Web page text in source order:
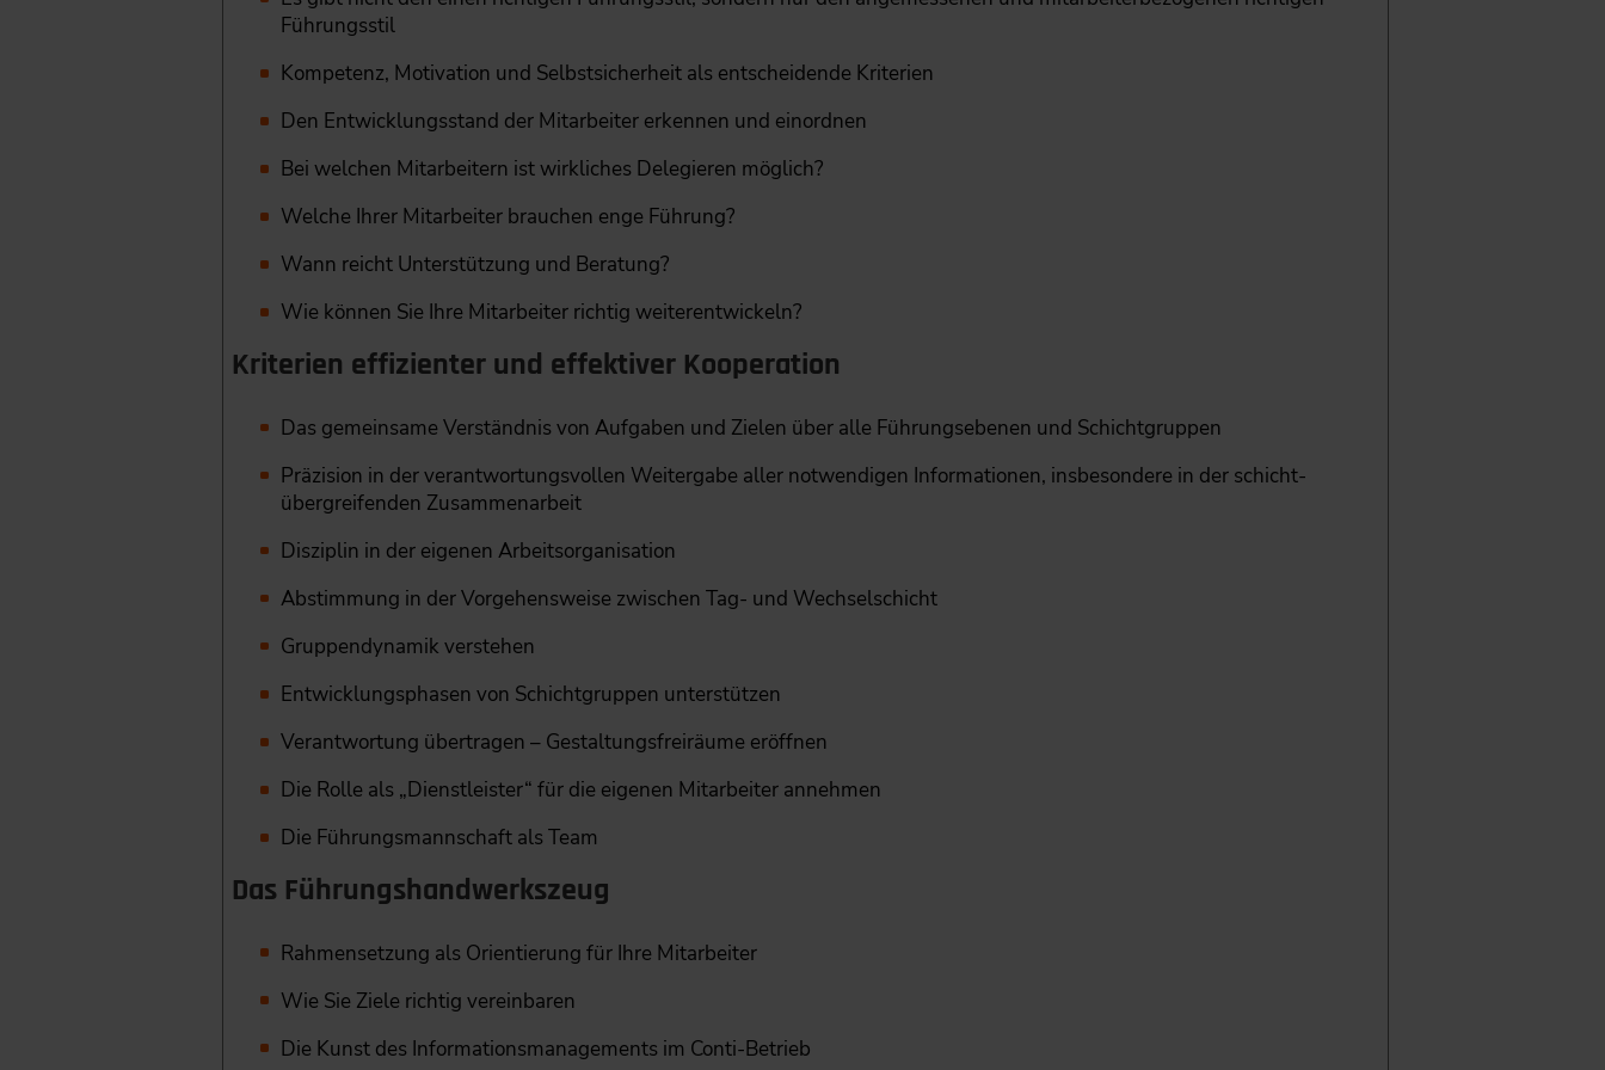
Führungsstil
Kompetenz, Motivation und Selbstsicherheit als entscheidende Kriterien
Den Entwicklungsstand der Mitarbeiter erkennen und einordnen
Bei welchen Mitarbeitern ist wirkliches Delegieren möglich?
Welche Ihrer Mitarbeiter brauchen enge Führung?
Wann reicht Unterstützung und Beratung?
Wie können Sie Ihre Mitarbeiter richtig weiterentwickeln?
Kriterien effizienter und effektiver Kooperation
Das gemeinsame Verständnis von Aufgaben und Zielen über alle Führungsebenen und Schichtgruppen
Präzision in der verantwortungsvollen Weitergabe aller ­notwendigen Informationen, insbesondere in der schicht­
übergreifenden Zusammenarbeit
Disziplin in der eigenen Arbeitsorganisation
Abstimmung in der Vorgehensweise zwischen Tag- und ­Wechselschicht
Gruppendynamik verstehen
Entwicklungsphasen von Schichtgruppen unterstützen
Verantwortung übertragen – Gestaltungsfreiräume eröffnen
Die Rolle als „Dienstleister“ für die eigenen Mitarbeiter ­annehmen
Die Führungsmannschaft als Team
Das Führungshandwerkszeug
Rahmensetzung als Orientierung für Ihre Mitarbeiter
Wie Sie Ziele richtig vereinbaren
Die Kunst des Informationsmanagements im Conti-Betrieb